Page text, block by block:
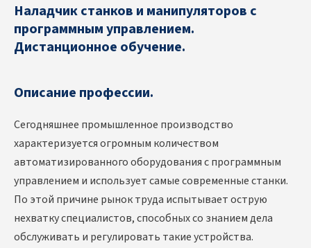
Наладчик станков и манипуляторов с
программным управлением.
Дистанционное обучение.
Описание профессии.
Сегодняшнее промышленное производство
характеризуется огромным количеством
автоматизированного оборудования с программным
управлением и использует самые современные станки.
По этой причине рынок труда испытывает острую
нехватку специалистов, способных со знанием дела
обслуживать и регулировать такие устройства.